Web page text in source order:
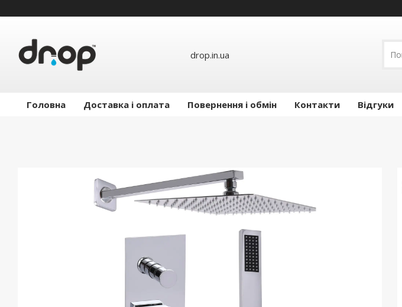
drop.in.ua
Головна Доставка і оплата Повернення і обмін Контакти Відгуки